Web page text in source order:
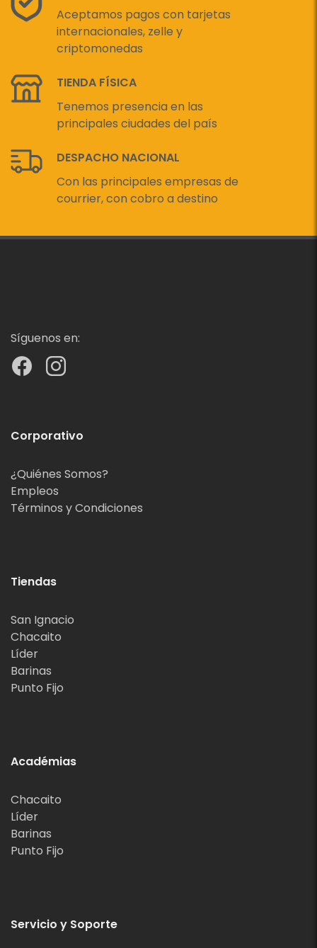
Aceptamos pagos con tarjetas
internacionales, zelle y
criptomonedas
TIENDA FÍSICA
Tenemos presencia en las
principales ciudades del país
DESPACHO NACIONAL
Con las principales empresas de
courrier, con cobro a destino
Síguenos en:
Corporativo
¿Quiénes Somos?
Empleos
Términos y Condiciones
Tiendas
San Ignacio
Chacaito
Líder
Barinas
Punto Fijo
Académias
Chacaito
Líder
Barinas
Punto Fijo
Servicio y Soporte